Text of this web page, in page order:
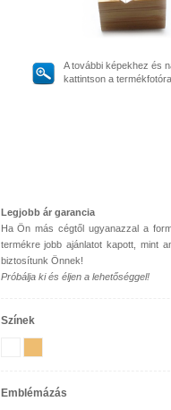
A további képekhez és
kattintson a
Legjobb ár garancia
Ha Ön más cégtől ugyanazzal a
termékre jobb ajánlatot kapott, mint
biztosítunk Önnek!
Próbálja ki és éljen a lehetőséggel!
Színek
Emblémázás